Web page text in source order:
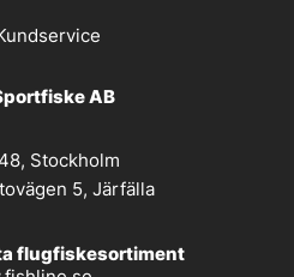
AB
Stockholm
5, Järfälla
flugfiskesortiment